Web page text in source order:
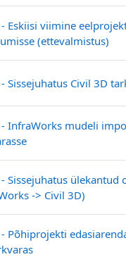
Eskiisi viimine
(ettevalmistus)
Sissejuhatus Civil 3D
InfraWorks mudeli
Link/URL
Sissejuhatus ülekantud
-> Civil 3D)
Põhiprojekti
Link/URL